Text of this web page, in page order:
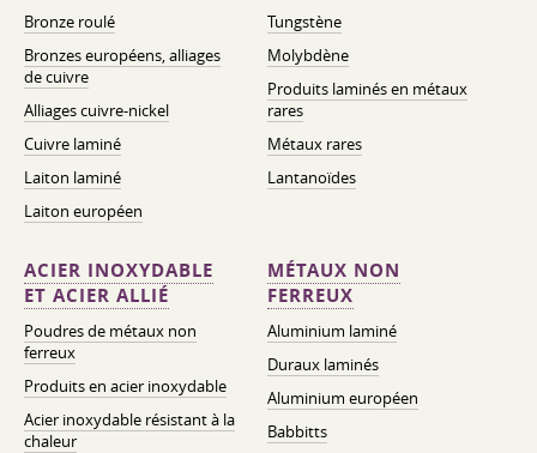
Bronze roulé
Bronzes européens, alliages
de cuivre
Alliages cuivre-nickel
Cuivre laminé
Laiton laminé
Laiton européen
Tungstène
Molybdène
Produits laminés en métaux
rares
Métaux rares
Lantanoïdes
ACIER INOXYDABLE
ET ACIER ALLIÉ
Poudres de métaux non
ferreux
Produits en acier inoxydable
Acier inoxydable résistant à la
chaleur
MÉTAUX NON
FERREUX
Aluminium laminé
Duraux laminés
Aluminium européen
Babbitts